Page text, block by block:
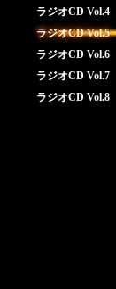
ラジオCD Vol.4
ラジオCD Vol.5
ラジオCD Vol.6
ラジオCD Vol.7
ラジオCD Vol.8